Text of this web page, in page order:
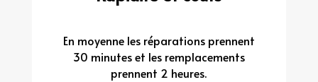
En moyenne les réparations prennent
30 minutes et les remplacements
prennent 2 heures.